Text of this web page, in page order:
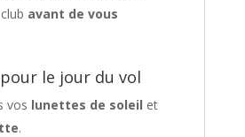
avant de vous
pour le jour du vol
vos lunettes de soleil et
.